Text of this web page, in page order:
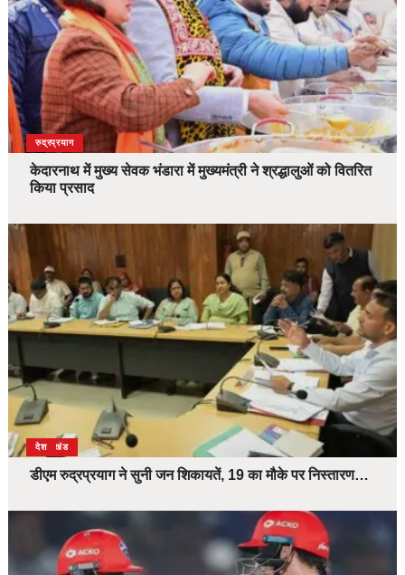
उत्तराखंड
देश
रुद्रप्रयाग
केदारनाथ में मुख्य सेवक भंडारा में मुख्यमंत्री ने श्रद्धालुओं को वितरित
किया प्रसाद
उत्तराखंड
देश
डीएम रुद्रप्रयाग ने सुनी जन शिकायतें, 19 का मौके पर निस्तारण…